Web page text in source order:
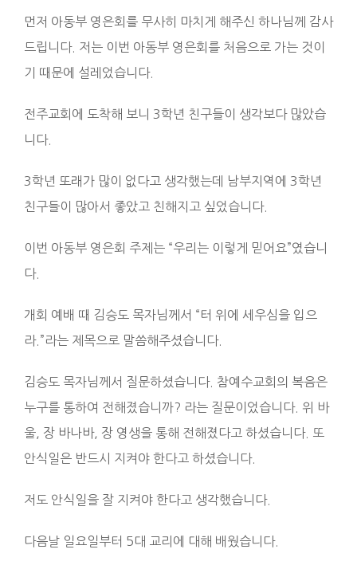
먼저 아동부 영은회를 무사히 마치게 해주신 하나님께 감사
드립니다. 저는 이번 아동부 영은회를 처음으로 가는 것이
기 때문에 설레었습니다.
전주교회에 도착해 보니 3학년 친구들이 생각보다 많았습
니다.
3학년 또래가 많이 없다고 생각했는데 남부지역에 3학년
친구들이 많아서 좋았고 친해지고 싶었습니다.
이번 아동부 영은회 주제는 “우리는 이렇게 믿어요”였습니
다.
개회 예배 때 김승도 목자님께서 “터 위에 세우심을 입으
라.”라는 제목으로 말씀해주셨습니다.
김승도 목자님께서 질문하셨습니다. 참예수교회의 복음은
누구를 통하여 전해졌습니까? 라는 질문이었습니다. 위 바
울, 장 바나바, 장 영생을 통해 전해졌다고 하셨습니다. 또
안식일은 반드시 지켜야 한다고 하셨습니다.
저도 안식일을 잘 지켜야 한다고 생각했습니다.
다음날 일요일부터 5대 교리에 대해 배웠습니다.